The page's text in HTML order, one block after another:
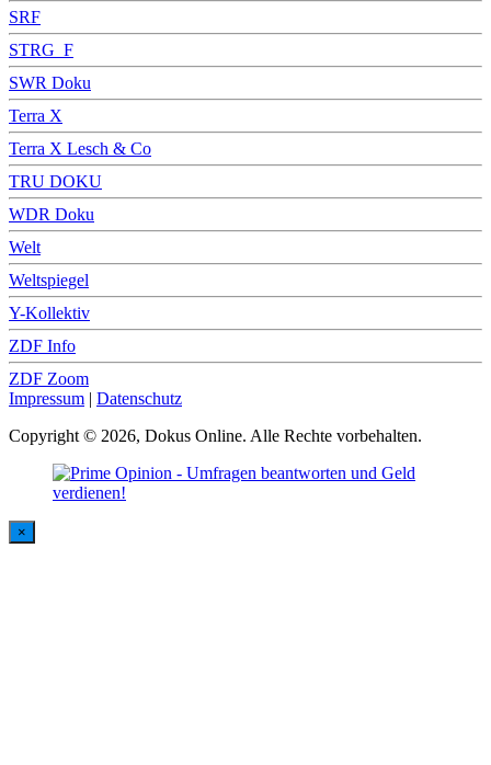
SRF
STRG_F
SWR Doku
Terra X
Terra X Lesch & Co
TRU DOKU
WDR Doku
Welt
Weltspiegel
Y-Kollektiv
ZDF Info
ZDF Zoom
Impressum | Datenschutz
Copyright © 2026, Dokus Online. Alle Rechte vorbehalten.
×